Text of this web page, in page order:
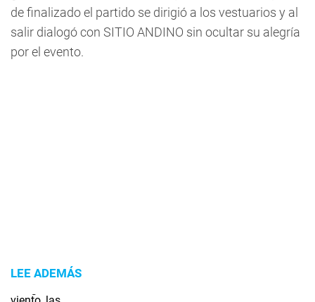
de finalizado el partido se dirigió a los vestuarios y al
salir dialogó con SITIO ANDINO sin ocultar su alegría
por el evento.
LEE ADEMÁS